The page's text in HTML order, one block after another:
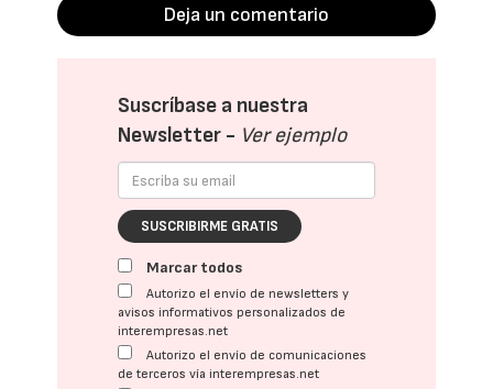
Deja un comentario
Suscríbase a nuestra
Newsletter - Ver ejemplo
SUSCRIBIRME GRATIS
Marcar todos
Autorizo el envío de newsletters y
avisos informativos personalizados de
interempresas.net
Autorizo el envío de comunicaciones
de terceros vía interempresas.net